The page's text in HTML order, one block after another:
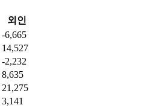
외인
-6,665
14,527
-2,232
8,635
21,275
3,141